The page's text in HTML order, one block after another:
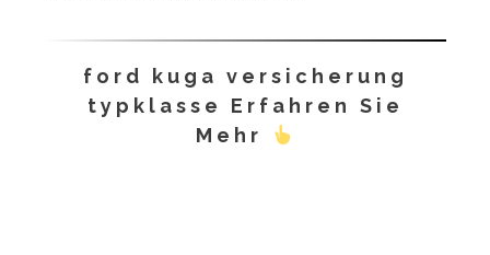
ford kuga versicherung
typklasse Erfahren Sie
Mehr